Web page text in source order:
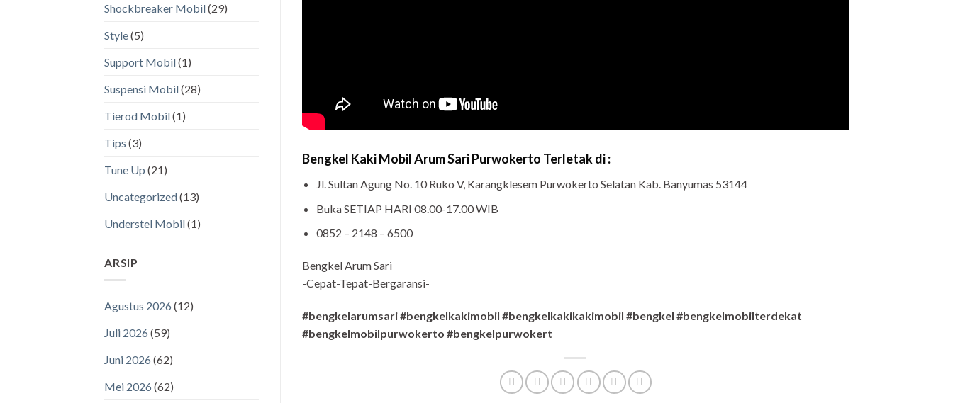
Shockbreaker Mobil(29)
Style(5)
Support Mobil(1)
Suspensi Mobil(28)
Tierod Mobil(1)
Tips (3)
Tune Up (21)
Uncategorized(13)
Understel Mobil(1)
ARSIP
Agustus 2026 (12)
Juli 2026 (59)
Juni 2026 (62)
Mei 2026 (62)
Bengkel Kaki Mobil Arum Sari Purwokerto Terletak di :
Jl. Sultan Agung No. 10 Ruko V, Karangklesem Purwokerto Selatan Kab. Banyumas 53144
Buka SETIAP HARI 08.00-17.00 WIB
0852 – 2148 – 6500
Bengkel Arum Sari
-Cepat-Tepat-Bergaransi-
#bengkelarumsari #bengkelkakimobil #bengkelkakikakimobil #bengkel #bengkelmobilterdekat
#bengkelmobilpurwokerto #bengkelpurwokert